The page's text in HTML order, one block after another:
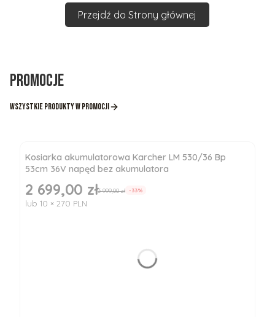
Przejdź do Strony głównej
Promocje
Wszystkie produkty w promocji
Kosiarka akumulatorowa Karcher LM 530/36 Bp
53cm 36V napęd bez akumulatora
Cena promocyjna
2 699,00 zł3 999,00 zł -33%
lub 10 × 270 PLN